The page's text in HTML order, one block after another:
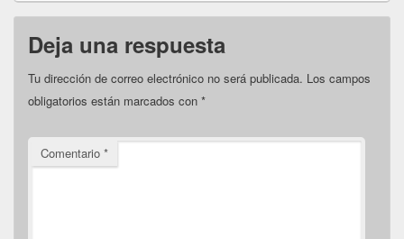
Deja una respuesta
Tu dirección de correo electrónico no será publicada. Los campos
obligatorios están marcados con *
Comentario *